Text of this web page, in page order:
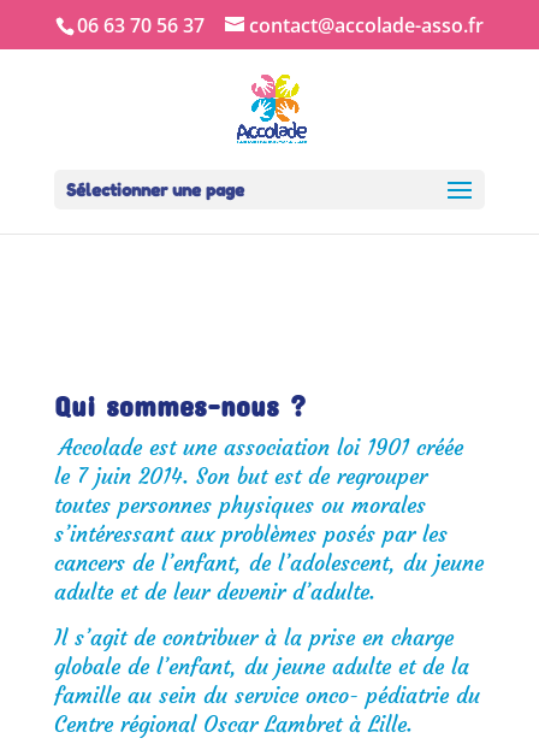
06 63 70 56 37 contact@accolade-asso.fr
Sélectionner une page
Qui sommes-nous ?
Accolade est une association loi 1901 créée
le 7 juin 2014. Son but est de regrouper
toutes personnes physiques ou morales
s’intéressant aux problèmes posés par les
cancers de l’enfant, de l’adolescent, du jeune
adulte et de leur devenir d’adulte.
Il s’agit de contribuer à la prise en charge
globale de l’enfant, du jeune adulte et de la
famille au sein du service onco- pédiatrie du
Centre régional Oscar Lambret à Lille.